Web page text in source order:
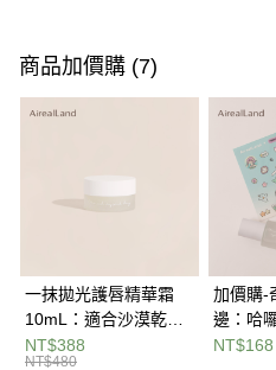
信用卡一次付款
信用卡分期付款
NT$132
華南商業銀行
臺灣中小企業銀行
匯豐（台灣）商業銀行
聯邦商業銀行
元大商業銀行
Apple Pay
悠遊付
Google Pay
商品加價購 (7)
一抹拋光護唇精華霜
10mL：適合沙漠乾荒
唇，雲朵系輕盈質地不
NT$388
NT$480
加價購-
邊：哈
水晶貼
NT$168